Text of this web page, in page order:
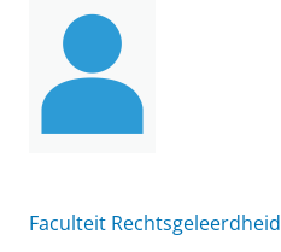
Faculteit Rechtsgeleerdheid